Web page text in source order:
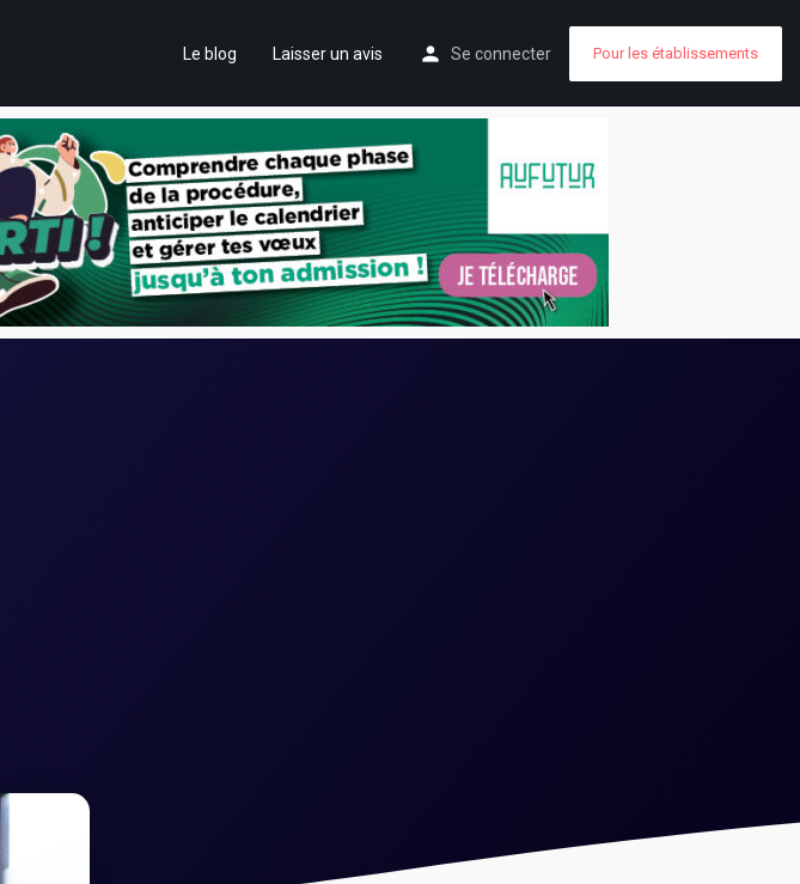
Le blog Laisser un avis Se connecter Pour les établissements